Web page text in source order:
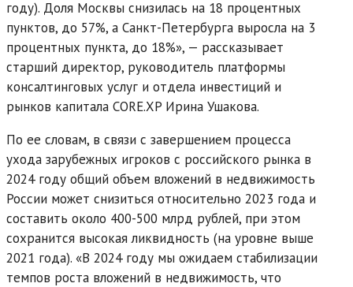
году). Доля Москвы снизилась на 18 процентных
пунктов, до 57%, а Санкт-Петербурга выросла на 3
процентных пункта, до 18%», — рассказывает
старший директор, руководитель платформы
консалтинговых услуг и отдела инвестиций и
рынков капитала CORE.XP Ирина Ушакова.
По ее словам, в связи с завершением процесса
ухода зарубежных игроков с российского рынка в
2024 году общий объем вложений в недвижимость
России может снизиться относительно 2023 года и
составить около 400-500 млрд рублей, при этом
сохранится высокая ликвидность (на уровне выше
2021 года). «В 2024 году мы ожидаем стабилизации
темпов роста вложений в недвижимость, что